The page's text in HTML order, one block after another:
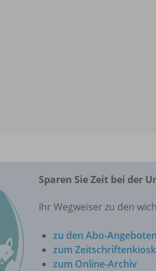
Sparen Sie Zeit bei der
Ihr Wegweiser zu den
zu den Abo-
zum Zeitschriftenkiosk
zum Online-Archiv